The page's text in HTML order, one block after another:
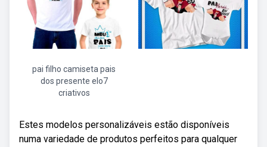
pai filho camiseta pais
dos presente elo7
criativos
Estes modelos personalizáveis estão disponíveis
numa variedade de produtos perfeitos para qualquer